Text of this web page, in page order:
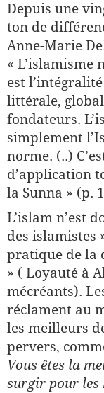
Depuis une
ton de
Anne-Marie
« L’islamisme
est
littérale,
fondateurs.
simplement
norme. (..)
d’application
la Sunna » (p.
L’islam n’est
des islamistes
pratique de la
» ( Loyauté à
mécréants).
réclament au
les meilleurs
pervers,
Vous êtes la
surgir pour les